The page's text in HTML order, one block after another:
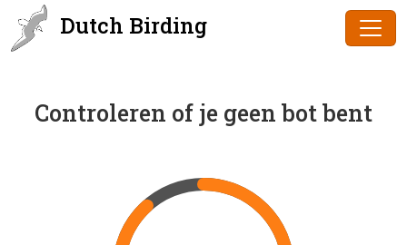
Dutch Birding
Controleren of je geen bot bent